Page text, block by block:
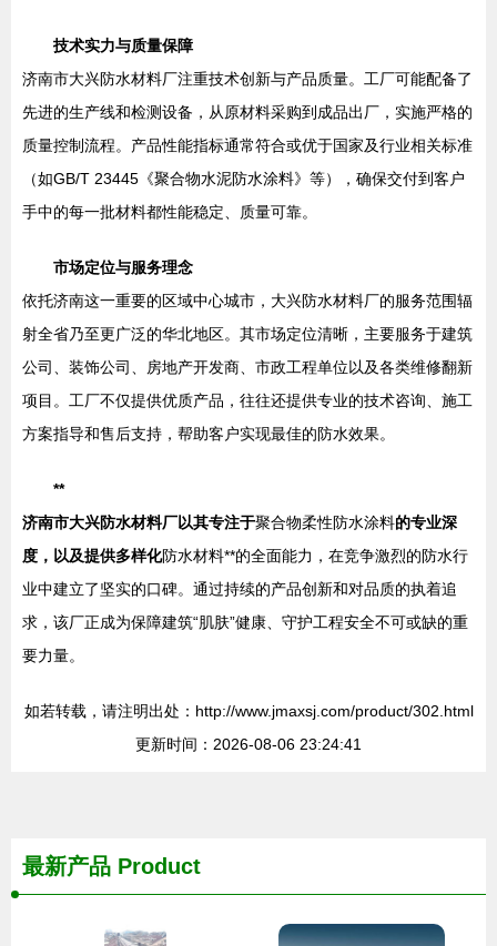
技术实力与质量保障
济南市大兴防水材料厂注重技术创新与产品质量。工厂可能配备了
先进的生产线和检测设备，从原材料采购到成品出厂，实施严格的
质量控制流程。产品性能指标通常符合或优于国家及行业相关标准
（如GB/T 23445《聚合物水泥防水涂料》等），确保交付到客户
手中的每一批材料都性能稳定、质量可靠。
市场定位与服务理念
依托济南这一重要的区域中心城市，大兴防水材料厂的服务范围辐
射全省乃至更广泛的华北地区。其市场定位清晰，主要服务于建筑
公司、装饰公司、房地产开发商、市政工程单位以及各类维修翻新
项目。工厂不仅提供优质产品，往往还提供专业的技术咨询、施工
方案指导和售后支持，帮助客户实现最佳的防水效果。
**
济南市大兴防水材料厂以其专注于聚合物柔性防水涂料的专业深
度，以及提供多样化防水材料**的全面能力，在竞争激烈的防水行
业中建立了坚实的口碑。通过持续的产品创新和对品质的执着追
求，该厂正成为保障建筑“肌肤”健康、守护工程安全不可或缺的重
要力量。
如若转载，请注明出处：http://www.jmaxsj.com/product/302.html
更新时间：2026-08-06 23:24:41
最新产品 Product